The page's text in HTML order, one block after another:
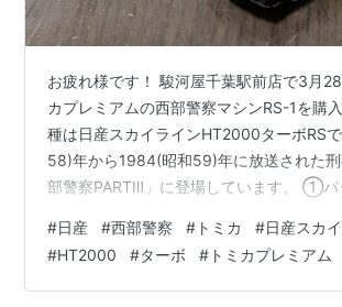
お疲れ様です！ 駿河屋千葉駅前店で3月
カプレミアムの西部警察マシンRS-1を購
種は日産スカイラインHT2000ターボRS
58)年から1984(昭和59)年に放送された
部警察PARTⅢ」に登場しています。 ①
部警察放送開始50年(※1期は1979(昭和54)
迎えますので、個人的なコレクションとし
ておこうと存じます。 以上、 次回もよろ
#日産 #西部警察 # トミカ #日産スカ
#HT2000 #ターボ # トミカプレミアム